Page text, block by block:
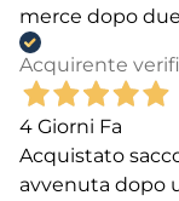
merce dopo
Acquirente
4 Giorni Fa
Acquistato
avvenuta dopo